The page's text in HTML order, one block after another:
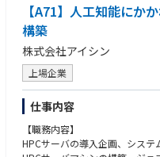
PM、実装）に従事いただきま
具体的には、以下業務をご担当
①システム設計・開発
・クラウドプラットフォーム（
クチャシステム設計
・システム開発におけるソフト
・要件定義から設計、実装まで
②データ基盤構築とガバナンス
・最適なデータ基盤サービスの
とに喜びを感じられる方
・チームメンバーと協力しなが
【A71】人工知能にか
構築
株式会社アイシン
上場企業
仕事内容
【職務内容】
HPCサーバの導入企画、システ